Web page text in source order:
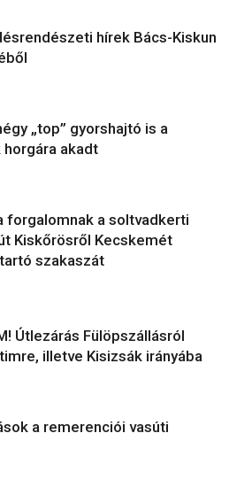
hírek Bács-Kiskun
„top” gyorshajtó is a
akadt
forgalomnak a soltvadkerti
Kiskőrösről Kecskemét
szakaszát
Útlezárás Fülöpszállásról
illetve Kisizsák irányába
a remerenciói vasúti